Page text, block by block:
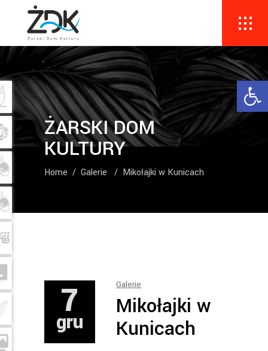
ŻARSKI DOM
KULTURY
Home / Galerie / Mikołajki w Kunicach
7
gru
Galerie
Mikołajki w
Kunicach